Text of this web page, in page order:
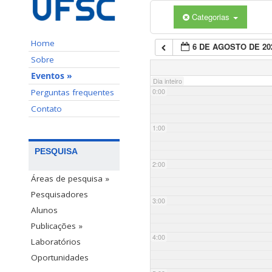
Home
Sobre
Eventos »
Perguntas frequentes
Contato
PESQUISA
Áreas de pesquisa »
Pesquisadores
Alunos
Publicações »
Laboratórios
Oportunidades
Categorias
6 DE AGOSTO DE
Dia inteiro
0:00
1:00
2:00
3:00
4:00